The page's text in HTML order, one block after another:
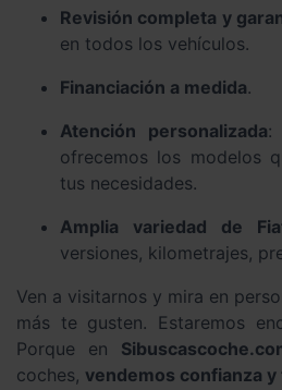
Revisión completa y
en todos los vehículos.
Financiación a medida.
Atención personalizada:
ofrecemos los modelos
tus necesidades.
Amplia variedad de
versiones, kilometrajes,
Ven a visitarnos y mira en
más te gusten. Estaremos
Porque en
coches, vendemos confianza